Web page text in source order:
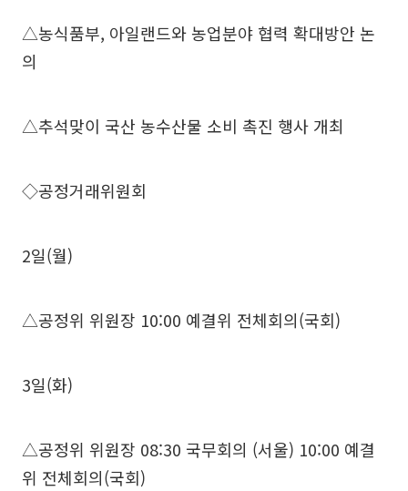
△농식품부, 아일랜드와 농업분야 협력 확대방안 논
의
△추석맞이 국산 농수산물 소비 촉진 행사 개최
◇공정거래위원회
2일(월)
△공정위 위원장 10:00 예결위 전체회의(국회)
3일(화)
△공정위 위원장 08:30 국무회의 (서울) 10:00 예결
위 전체회의(국회)